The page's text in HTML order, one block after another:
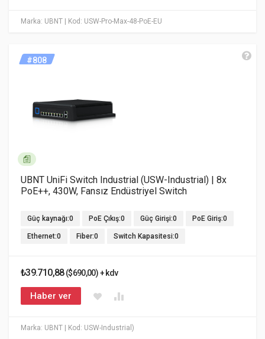
Marka: UBNT | Kod: USW-Pro-Max-48-PoE-EU
Marka: UBNT | Kod: USW-Industrial)
#808
UBNT UniFi Switch Industrial (USW-Industrial) | 8x
PoE++, 430W, Fansız Endüstriyel Switch
Güç kaynağı:0 PoE Çıkış:0 Güç Girişi:0 PoE Giriş:0
Ethernet:0 Fiber:0 Switch Kapasitesi:0
₺39.710,88($690,00) + kdv
Haber ver